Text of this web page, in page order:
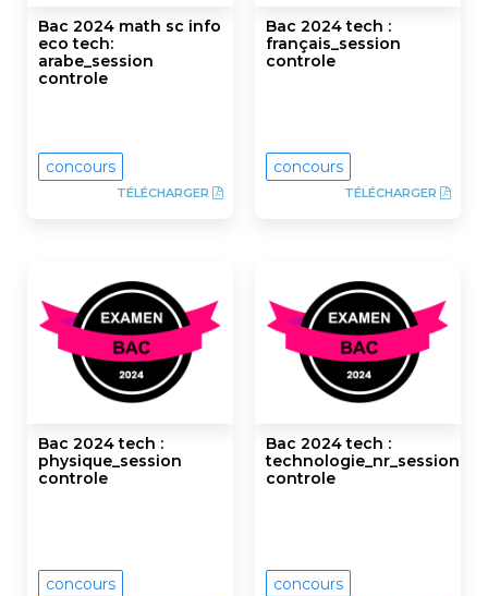
Bac 2024 math sc info
eco tech:
arabe_session
controle
concours
TÉLÉCHARGER
Bac 2024 tech :
français_session
controle
concours
TÉLÉCHARGER
Bac 2024 tech :
physique_session
controle
concours
Bac 2024 tech :
technologie_nr_session
controle
concours